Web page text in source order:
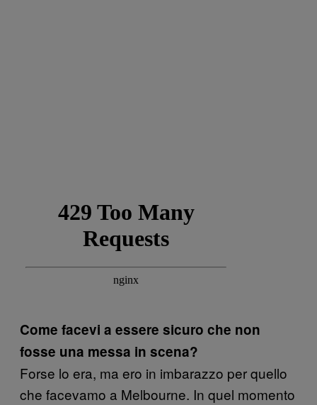
Come facevi a essere sicuro che non
fosse una messa in scena?
Forse lo era, ma ero in imbarazzo per quello
che facevamo a Melbourne. In quel momento